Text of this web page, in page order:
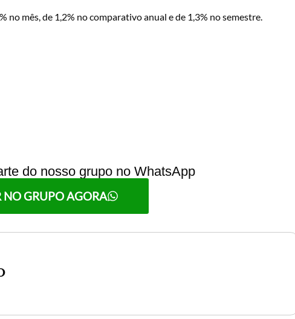
no mês, de 1,2% no comparativo anual e de 1,3% no semestre.
do nosso grupo no WhatsApp
NO GRUPO AGORA